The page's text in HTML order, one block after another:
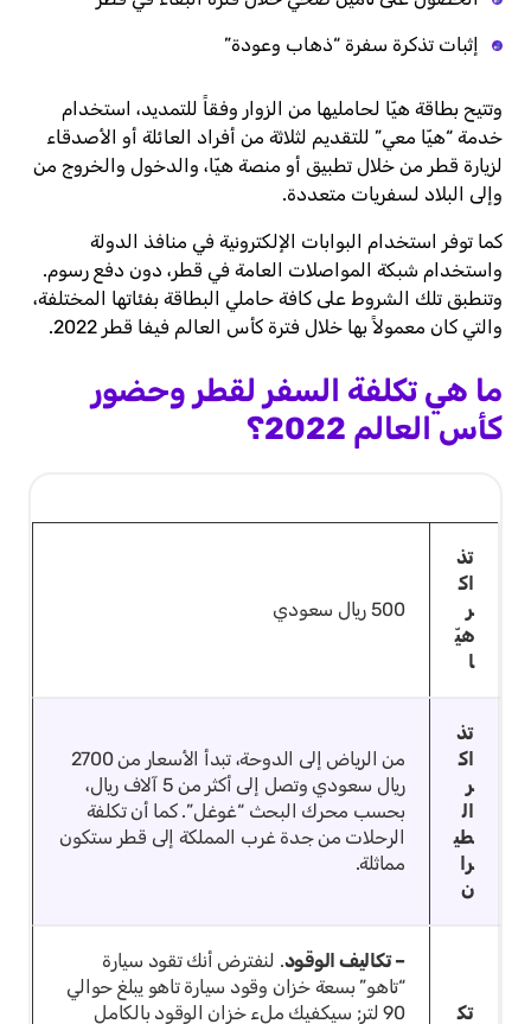
إثبات تذكرة سفرة “ذهاب وعودة”
وتتيح بطاقة هيّا لحامليها من الزوار وفقاً للتمديد، استخدام
خدمة “هيّا معي” للتقديم لثلاثة من أفراد العائلة أو الأصدقاء
لزيارة قطر من خلال تطبيق أو منصة هيّا، والدخول والخروج من
وإلى البلاد لسفريات متعددة.
كما توفر استخدام البوابات الإلكترونية في منافذ الدولة
واستخدام شبكة المواصلات العامة في قطر، دون دفع رسوم.
وتنطبق تلك الشروط على كافة حاملي البطاقة بفئاتها المختلفة،
والتي كان معمولاً بها خلال فترة كأس العالم فيفا قطر 2022.
ما هي تكلفة السفر لقطر وحضور
كأس العالم 2022؟
تذ
اك
ر
هيّ
ا
500 ريال سعودي
تذ
اك
ر
ال
طي
را
ن
من الرياض إلى الدوحة، تبدأ الأسعار من 2700
ريال سعودي وتصل إلى أكثر من 5 آلاف ريال،
بحسب محرك البحث “غوغل”. كما أن تكلفة
الرحلات من جدة غرب المملكة إلى قطر ستكون
مماثلة.
تك
– تكاليف الوقود. لنفترض أنك تقود سيارة
“تاهو” بسعة خزان وقود سيارة تاهو يبلغ حوالي
90 لتر; سيكفيك ملء خزان الوقود بالكامل